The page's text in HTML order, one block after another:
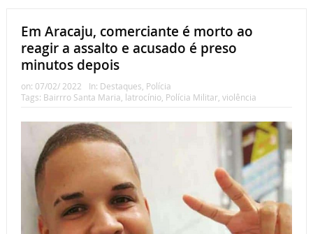
Em Aracaju, comerciante é morto ao
reagir a assalto e acusado é preso
minutos depois
on: 07/02/ 2022 In: Destaques Polícia
Tags: Bairrro Santa Maria latrocínio, Polícia Militar, violência